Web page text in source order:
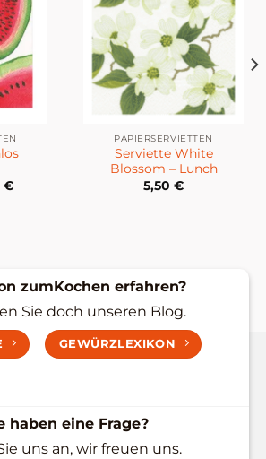
€
PAPIERSERVIETTEN
Serviette White
Blossom – Lunch
5,50 €
zumKochen erfahren?
Sie doch unseren Blog.
GEWÜRZLEXIKON
haben eine Frage?
uns an, wir freuen uns.